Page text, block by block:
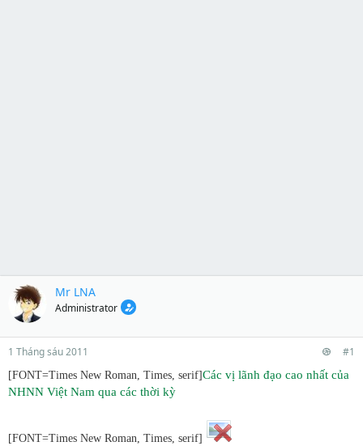
Mr LNA
Administrator
1 Tháng sáu 2011 #1
[FONT=Times New Roman, Times, serif]Các vị lãnh đạo cao nhất của
NHNN Việt Nam qua các thời kỳ
[FONT=Times New Roman, Times, serif]